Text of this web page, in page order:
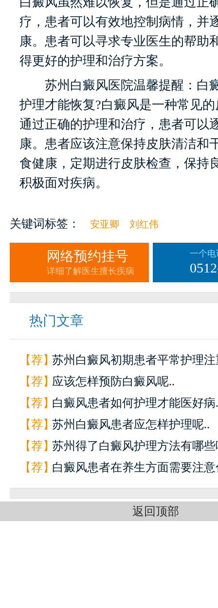
疗，患者可以有效地控制病情，并
康。患者可以寻求专业医生的帮助
得更好的护理和治疗方案。
苏州白癜风医院温馨提醒：白
护理才能恢复?白癜风是一种常见
通过正确的护理和治疗，患者可以
康。患者应该注意保持皮肤清洁和
食健康，定期进行皮肤检查，保持
积极面对疾病。
关键词标签： 安亚卿 刘红伟
网络预约挂号
详细了解医生擅长疾病
一个
热门文章
【荐】苏州白癜风初期患者平常护理注
【荐】应该怎样预防白癜风呢..
【荐】白癜风患者如何护理才能医好病
【荐】苏州白癜风患者应怎样护理呢..
【荐】苏州得了白癜风护理方法有哪些
【荐】白癜风患者在养生方面需要注意
返回顶部